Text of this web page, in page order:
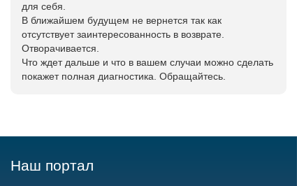
для себя.
В ближайшем будущем не вернется так как
отсутствует заинтересованность в возврате.
Отворачивается.
Что ждет дальше и что в вашем случаи можно сделать
покажет полная диагностика. Обращайтесь.
Наш портал